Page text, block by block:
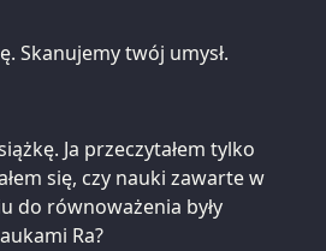
Skanujemy twój umysł.
Ja przeczytałem tylko
się, czy nauki zawarte w
do równoważenia były
Ra?